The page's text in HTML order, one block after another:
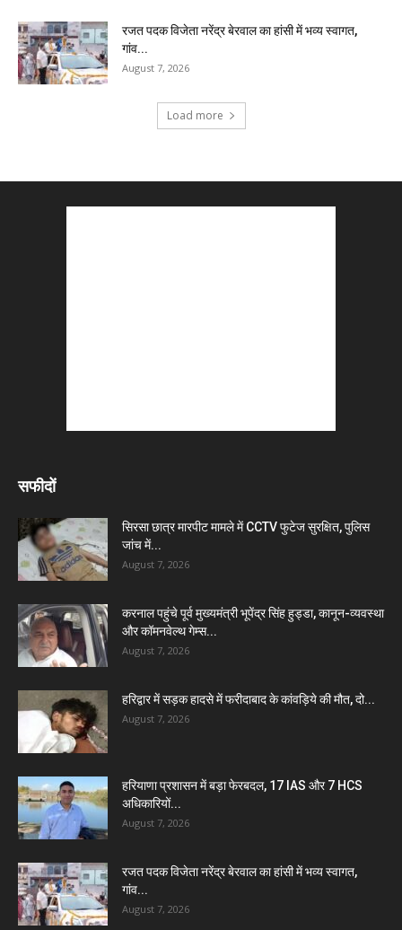
रजत पदक विजेता नरेंद्र बेरवाल का हांसी में भव्य स्वागत,
गांव...
August 7, 2026
Load more
सफीदों
सिरसा छात्र मारपीट मामले में CCTV फुटेज सुरक्षित, पुलिस
जांच में...
August 7, 2026
करनाल पहुंचे पूर्व मुख्यमंत्री भूपेंद्र सिंह हुड्डा, कानून-व्यवस्था
और कॉमनवेल्थ गेम्स...
August 7, 2026
हरिद्वार में सड़क हादसे में फरीदाबाद के कांवड़िये की मौत, दो...
August 7, 2026
हरियाणा प्रशासन में बड़ा फेरबदल, 17 IAS और 7 HCS
अधिकारियों...
August 7, 2026
रजत पदक विजेता नरेंद्र बेरवाल का हांसी में भव्य स्वागत,
गांव...
August 7, 2026